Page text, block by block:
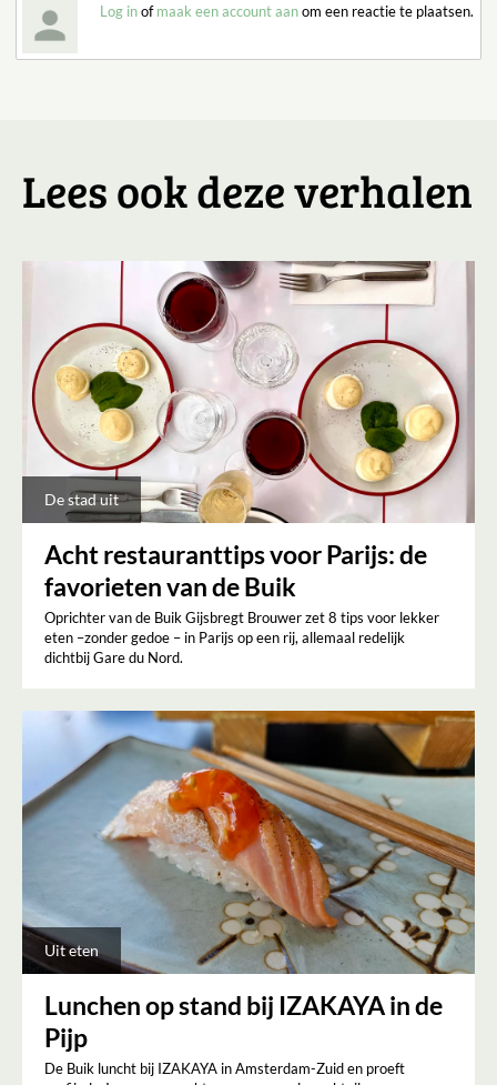
Log inofmaak een account aanom een reactie te plaatsen.
Lees ook deze verhalen
De stad uit
Acht restauranttips voor Parijs: de
favorieten van de Buik
Oprichter van de Buik Gijsbregt Brouwer zet 8 tips voor lekker
eten –zonder gedoe – in Parijs op een rij, allemaal redelijk
dichtbij Gare du Nord.
Uit eten
Lunchen op stand bij IZAKAYA in de
Pijp
De Buik luncht bij IZAKAYA in Amsterdam-Zuid en proeft